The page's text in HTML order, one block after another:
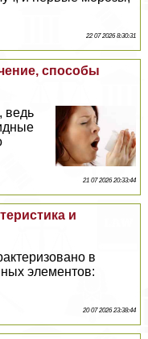
22 07 2026 8:30:31
способы
ведь
21 07 2026 20:33:44
и
в
элементов:
20 07 2026 23:38:44